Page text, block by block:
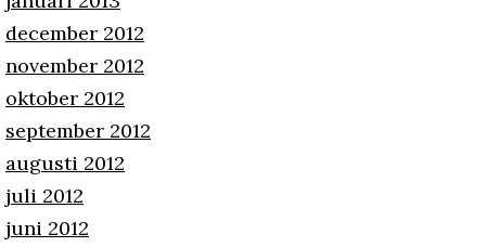
december 2012
november 2012
oktober 2012
september 2012
augusti 2012
juli 2012
juni 2012